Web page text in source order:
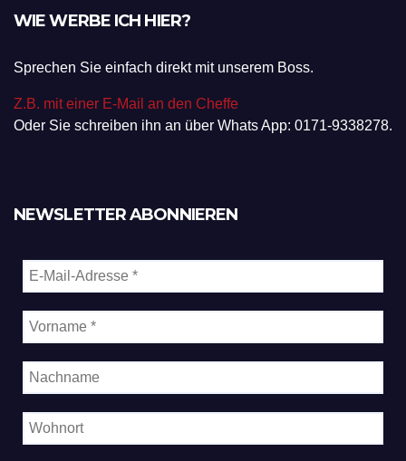
WIE WERBE ICH HIER?
Sprechen Sie einfach direkt mit unserem Boss.
Z.B. mit einer E-Mail an den Cheffe
Oder Sie schreiben ihn an über Whats App: 0171-9338278.
NEWSLETTER ABONNIEREN